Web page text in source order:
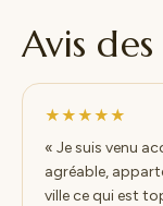
Avis
★★★★★
« Je suis venu
agréable,
ville ce qui est